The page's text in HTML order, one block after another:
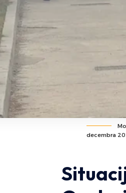
decembra